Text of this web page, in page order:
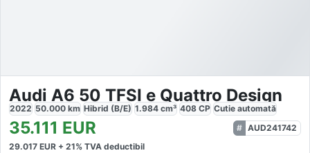
Audi A6 50 TFSI e Quattro Design
2022 50.000 km Hibrid (B/E) 1.984 cm³ 408 CP Cutie automată
35.111 EUR
AUD241742
29.017 EUR + 21% TVA deductibil